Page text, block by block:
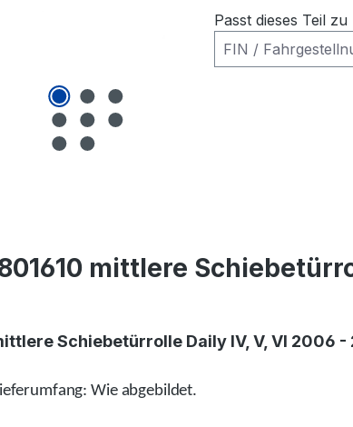
Passt dieses Teil
mittlere
Schiebetürrolle Daily IV, V, VI 2006 -
Wie abgebildet.